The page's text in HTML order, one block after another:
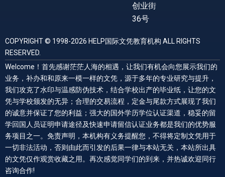
创业街
36号
COPYRIGHT © 1998-2026 HELP国际文凭教育机构 ALL RIGHTS
RESERVED.
Welcome！首先感谢茫茫人海的相遇，让我们有机会向您展示我们的
业务，补办和和原来一模一样的文凭，源于多年的专业研究与提升，
我们攻克了水印与温感防伪技术，结合学校出产的毕业纸，让您的文
凭与学校颁发的无异；合理的交易流程，定金与尾款方式展现了我们
的诚意并保证了您的利益；强大的国外学历学位认证渠道，稳妥的留
学回国人员证明申请途径及快速申请留信认证业务都是我们的优势服
务项目之一。免责声明，本机构有义务提醒您，不得将定制文凭用于
一切非法活动，否则由此而引发的后果一律与本站无关，本站所出具
的文凭仅作观赏收藏之用。再次感觉同学们的到来，并热诚欢迎同行
咨询合作!